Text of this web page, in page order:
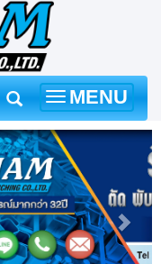
Toggle
navigation
MENU